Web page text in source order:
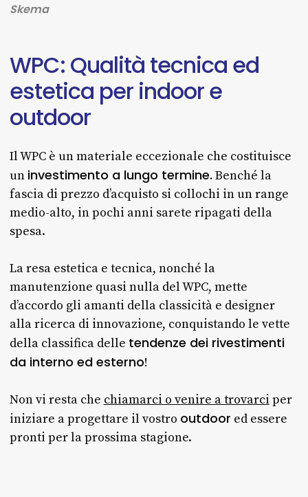
Skema
WPC: Qualità tecnica ed
estetica per indoore
outdoor
Il WPC è un materiale eccezionale che costituisce
un investimento a lungo termine. Benché la
fascia di prezzo d’acquisto si collochi in un range
medio-alto, in pochi anni sarete ripagati della
spesa.
La resa estetica e tecnica, nonché la
manutenzione quasi nulla del WPC, mette
d’accordo gli amanti della classicità e designer
alla ricerca di innovazione, conquistando le vette
della classifica delle tendenze dei rivestimenti
da interno ed esterno!
Non vi resta che chiamarci o venire a trovarci per
iniziare a progettare il vostro outdoor ed essere
pronti per la prossima stagione.